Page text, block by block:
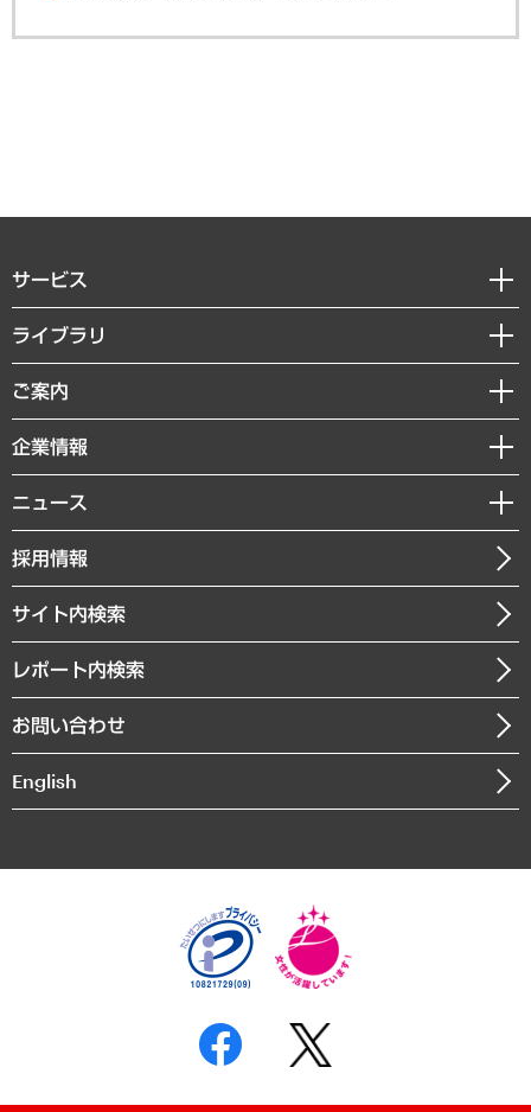
サービス
経営戦略
組織・人事戦略
デジタルイノベーション
共生・ダイバーシティ
GRC（ガバナンス・リスク・コンプライアンス）・防災（政策）
経済・産業・雇用・労働
まちづくり・観光・交通・スポーツ・スマートシティ
自然資源・農林水産業・食料システム
ライブラリ
経済調査
レポート
コラム
経営用語集
受託・受注実績（官公庁関連）
メディア掲載・出演
ご案内
セミナー・イベント情報
MUFGビジネスセミナー
受託案件情報
企業情報
私たちの想い
社長メッセージ
会社概要
沿革
組織図・本部部室紹介
インドネシア現地法人
個人情報保護方針
反社会的勢力に対する基本方針
書面による個人情報の開示等の請求の手続きについて
ニュース
ニュースリリース
お知らせ
採用情報
サイト内検索
レポート内検索
お問い合わせ
English